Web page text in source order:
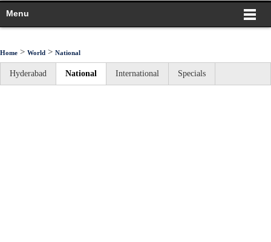
Menu
Home > World > National
Hyderabad National International Specials